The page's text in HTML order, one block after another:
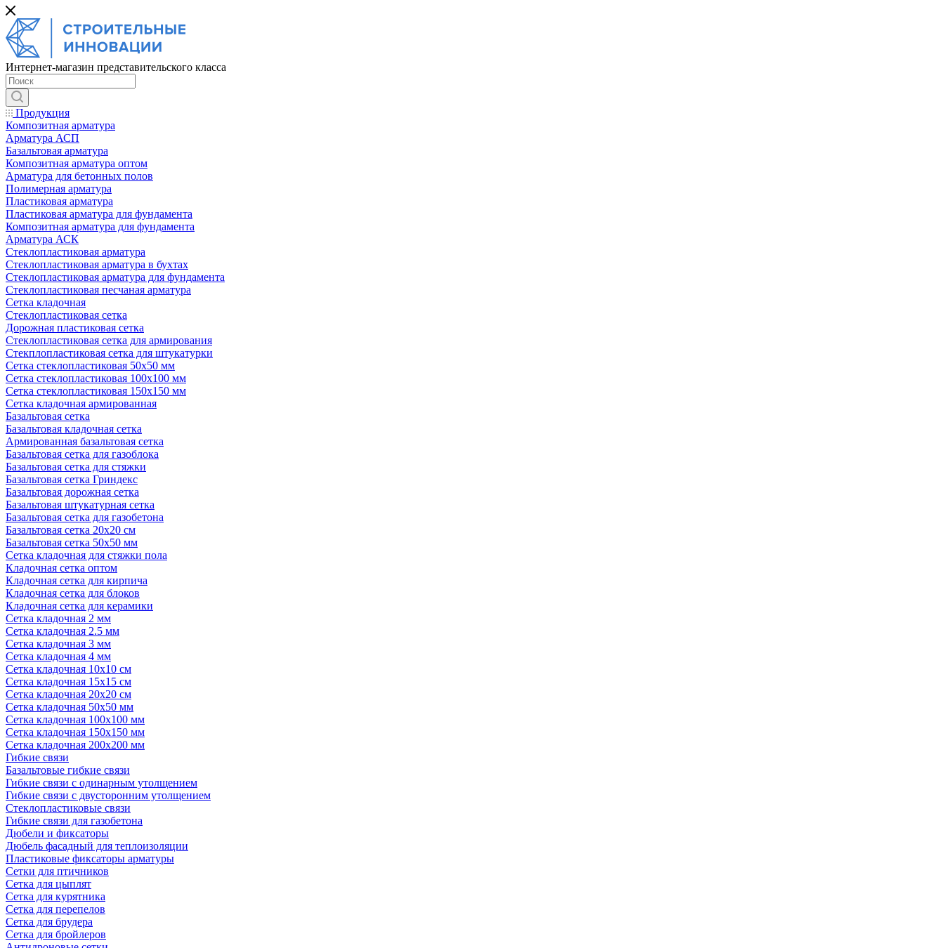
Интернет-магазин представительского класса
Продукция
Композитная арматура
Арматура АСП
Базальтовая арматура
Композитная арматура оптом
Арматура для бетонных полов
Полимерная арматура
Пластиковая арматура
Пластиковая арматура для фундамента
Композитная арматура для фундамента
Арматура АСК
Cтеклопластиковая арматура
Стеклопластиковая арматура в бухтах
Стеклопластиковая арматура для фундамента
Стеклопластиковая песчаная арматура
Сетка кладочная
Стеклопластиковая сетка
Дорожная пластиковая сетка
Стеклопластиковая сетка для армирования
Стекплопластиковая сетка для штукатурки
Сетка стеклопластиковая 50x50 мм
Сетка стеклопластиковая 100x100 мм
Сетка стеклопластиковая 150x150 мм
Сетка кладочная армированная
Базальтовая сетка
Базальтовая кладочная сетка
Армированная базальтовая сетка
Базальтовая сетка для газоблока
Базальтовая сетка для стяжки
Базальтовая сетка Гриндекс
Базальтовая дорожная сетка
Базальтовая штукатурная сетка
Базальтовая сетка для газобетона
Базальтовая сетка 20x20 см
Базальтовая сетка 50x50 мм
Сетка кладочная для стяжки пола
Кладочная сетка оптом
Кладочная сетка для кирпича
Кладочная сетка для блоков
Кладочная сетка для керамики
Сетка кладочная 2 мм
Сетка кладочная 2.5 мм
Сетка кладочная 3 мм
Сетка кладочная 4 мм
Сетка кладочная 10x10 см
Сетка кладочная 15x15 см
Сетка кладочная 20x20 см
Сетка кладочная 50x50 мм
Сетка кладочная 100x100 мм
Сетка кладочная 150x150 мм
Сетка кладочная 200x200 мм
Гибкие связи
Базальтовые гибкие связи
Гибкие связи с одинарным утолщением
Гибкие связи с двусторонним утолщением
Стеклопластиковые связи
Гибкие связи для газобетона
Дюбели и фиксаторы
Дюбель фасадный для теплоизоляции
Пластиковые фиксаторы арматуры
Сетки для птичников
Сетка для цыплят
Сетка для курятника
Сетка для перепелов
Сетка для брудера
Сетка для бройлеров